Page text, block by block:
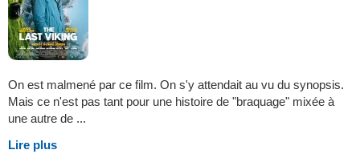
On est malmené par ce film. On s'y attendait au vu du synopsis.
Mais ce n'est pas tant pour une histoire de "braquage" mixée à
une autre de ...
Lire plus